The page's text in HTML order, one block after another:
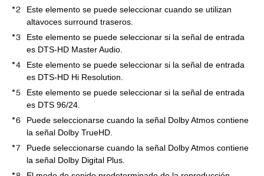
Este elemento se puede seleccionar cuando se utilizan
altavoces surround traseros.
Este elemento se puede seleccionar si la señal de entrada
es DTS-HD Master Audio.
Este elemento se puede seleccionar si la señal de entrada
es DTS-HD Hi Resolution.
Este elemento se puede seleccionar si la señal de entrada
es DTS 96/24.
Puede seleccionarse cuando la señal Dolby Atmos contiene
la señal Dolby TrueHD.
Puede seleccionarse cuando la señal Dolby Atmos contiene
la señal Dolby Digital Plus.